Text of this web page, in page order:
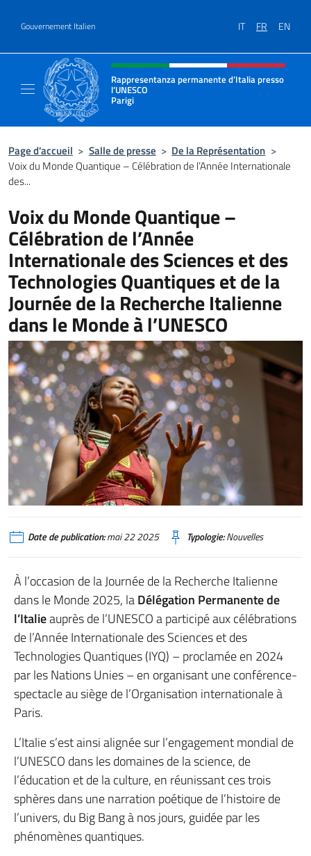
Gouvernement Italien IT FR EN
Site Web, social et en-tête de
Rappresentanza permanente d’Italia presso
l’UNESCO
Parigi
Il sito ufficiale della Rappresentanza
Page d'accueil > Salle de presse > De la Représentation >
Voix du Monde Quantique – Célébration de l’Année Internationale
des...
Voix du Monde Quantique –
Célébration de l’Année
Internationale des Sciences et des
Technologies Quantiques et de la
Journée de la Recherche Italienne
dans le Monde à l’UNESCO
Date de publication:mai 22 2025 Typologie:Nouvelles
À l’occasion de la Journée de la Recherche Italienne
dans le Monde 2025, laDélégation Permanente de
l’Italieauprès de l’UNESCO a participé aux célébrations
de l’Année Internationale des Sciences et des
Technologies Quantiques (IYQ) – proclamée en 2024
par les Nations Unies – en organisant une conférence-
spectacle au siège de l’Organisation internationale à
Paris.
L’Italie s’est ainsi alignée sur l’engagement mondial de
l’UNESCO dans les domaines de la science, de
l’éducation et de la culture, en réunissant ces trois
sphères dans une narration poétique de l’histoire de
l’univers, du Big Bang à nos jours, guidée par les
phénomènes quantiques.